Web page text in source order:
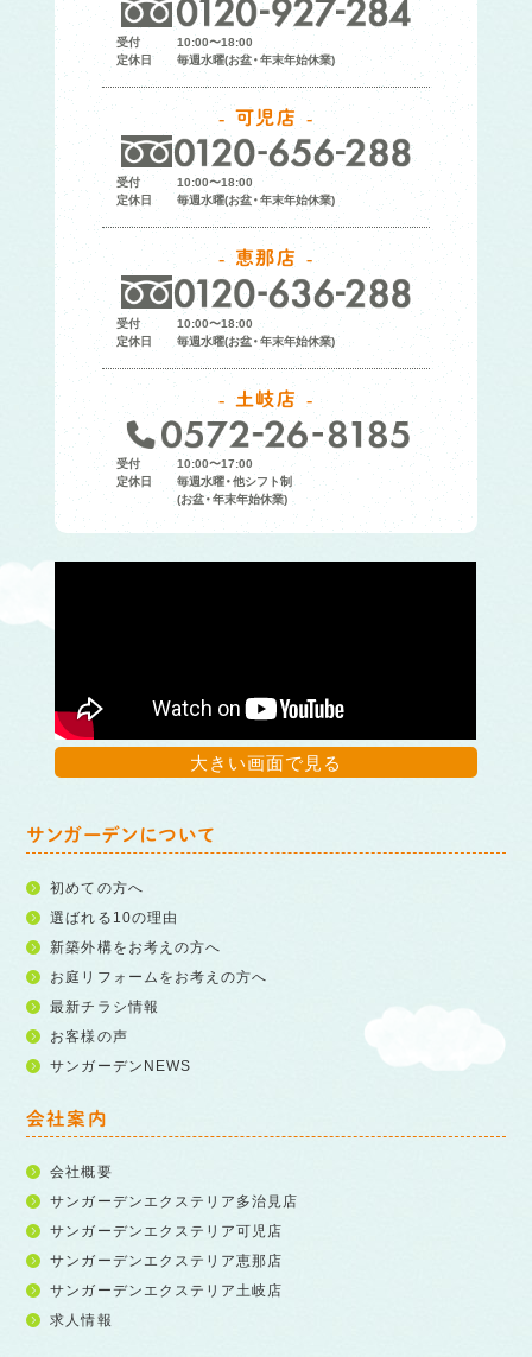
受付
10:00〜18:00
定休日
毎週水曜(お盆・年末年始休業)
可児店
受付
10:00〜18:00
定休日
毎週水曜(お盆・年末年始休業)
恵那店
受付
10:00〜18:00
定休日
毎週水曜(お盆・年末年始休業)
土岐店
受付
10:00〜17:00
定休日
毎週水曜・他シフト制
(お盆・年末年始休業)
大きい画面で見る
サンガーデンについて
初めての方へ
選ばれる10の理由
新築外構をお考えの方へ
お庭リフォームをお考えの方へ
最新チラシ情報
お客様の声
サンガーデンNEWS
会社案内
会社概要
サンガーデンエクステリア多治見店
サンガーデンエクステリア可児店
サンガーデンエクステリア恵那店
サンガーデンエクステリア土岐店
求人情報